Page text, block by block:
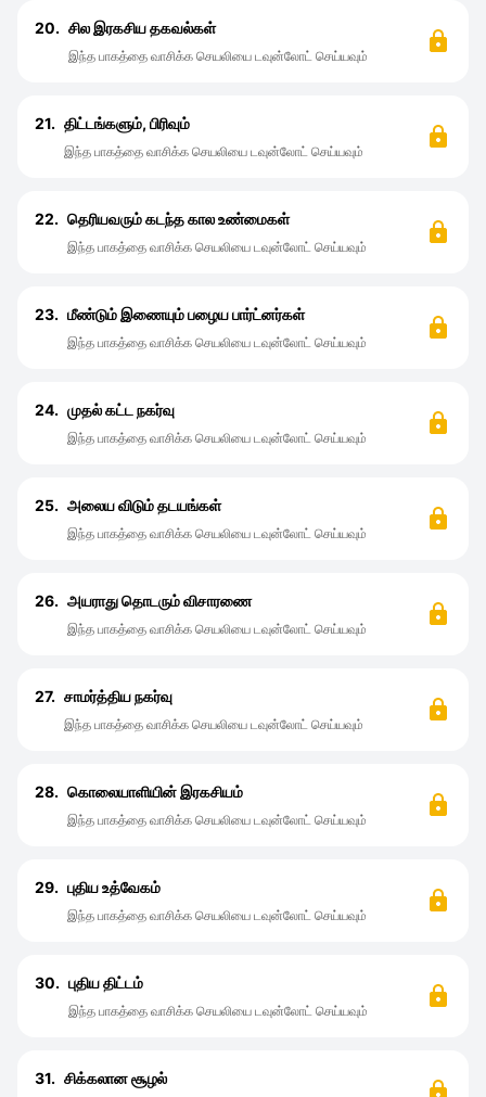
20. சில இரகசிய தகவல்கள்
இந்த பாகத்தை வாசிக்க செயலியை டவுன்லோட் செய்யவும்
21. திட்டங்களும், பிரிவும்
இந்த பாகத்தை வாசிக்க செயலியை டவுன்லோட் செய்யவும்
22. தெரியவரும் கடந்த கால உண்மைகள்
இந்த பாகத்தை வாசிக்க செயலியை டவுன்லோட் செய்யவும்
23. மீண்டும் இணையும் பழைய பார்ட்னர்கள்
இந்த பாகத்தை வாசிக்க செயலியை டவுன்லோட் செய்யவும்
24. முதல் கட்ட நகர்வு
இந்த பாகத்தை வாசிக்க செயலியை டவுன்லோட் செய்யவும்
25. அலைய விடும் தடயங்கள்
இந்த பாகத்தை வாசிக்க செயலியை டவுன்லோட் செய்யவும்
26. அயராது தொடரும் விசாரணை
இந்த பாகத்தை வாசிக்க செயலியை டவுன்லோட் செய்யவும்
27. சாமர்த்திய நகர்வு
இந்த பாகத்தை வாசிக்க செயலியை டவுன்லோட் செய்யவும்
28. கொலையாளியின் இரகசியம்
இந்த பாகத்தை வாசிக்க செயலியை டவுன்லோட் செய்யவும்
29. புதிய உத்வேகம்
இந்த பாகத்தை வாசிக்க செயலியை டவுன்லோட் செய்யவும்
30. புதிய திட்டம்
இந்த பாகத்தை வாசிக்க செயலியை டவுன்லோட் செய்யவும்
31. சிக்கலான சூழல்